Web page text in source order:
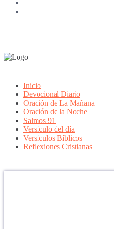
Inicio
Devocional Diario
Oración de La Mañana
Oración de la Noche
Salmos 91
Versículo del día
Versículos Bíblicos
Reflexiones Cristianas